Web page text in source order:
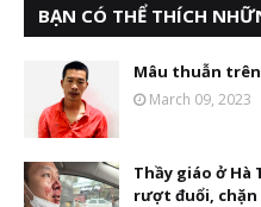
BẠN CÓ THỂ THÍCH
Mâu thuẫn
March 09, 2023
Thầy giáo ở Hà
rượt đuổi,